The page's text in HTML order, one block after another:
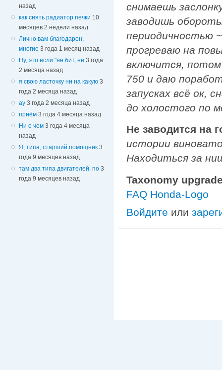
назад
как снять радиатор печки 10
месяцев 2 недели назад
Лично вам благодарен,
многие 3 года 1 месяц назад
Ну, это если "не бит, не 3 года
2 месяца назад
я свою ласточку ни на какую 3
года 2 месяца назад
ау 3 года 2 месяца назад
приём 3 года 4 месяца назад
Ни о чем 3 года 4 месяца
назад
Я, типа, старший помощник 3
года 9 месяцев назад
там два типа двигателей, по 3
года 9 месяцев назад
снимаешь
заводишь
периодичностью
прогреваю на
включится,
750 и даю
запусках всё ок,
до холостого по
Не заводится на
истории
Находиться за
Taxonomy
FAQ Honda-Logo
Войдите или